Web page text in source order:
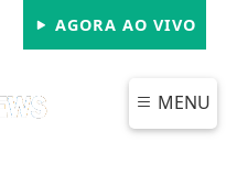
AGORA AO VIVO
MENU